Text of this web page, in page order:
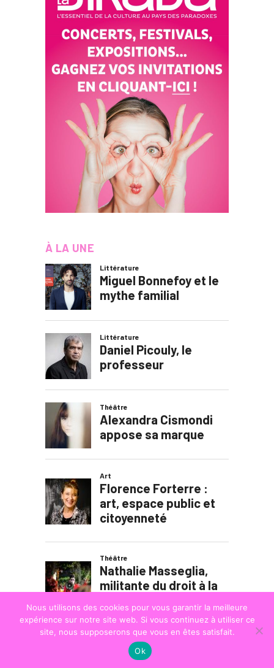
À LA UNE
© COPYRIGHTLA STRADA
Nous utilisons des cookies pour vous garantir la meilleure
expérience sur notre site web. Si vous continuez à utiliser ce
site, nous supposerons que vous en êtes satisfait.
Ok